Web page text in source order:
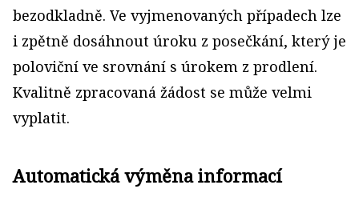
bezodkladně. Ve vyjmenovaných případech lze
i zpětně dosáhnout úroku z posečkání, který je
poloviční ve srovnání s úrokem z prodlení.
Kvalitně zpracovaná žádost se může velmi
vyplatit.
Automatická výměna informací